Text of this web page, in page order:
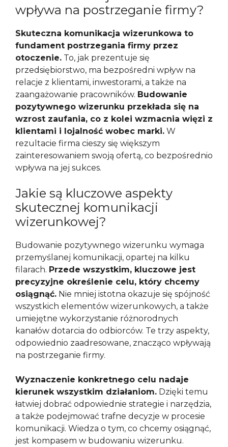
wpływa na postrzeganie firmy?
Skuteczna komunikacja wizerunkowa to
fundament postrzegania firmy przez
otoczenie. To, jak prezentuje się
przedsiębiorstwo, ma bezpośredni wpływ na
relacje z klientami, inwestorami, a także na
zaangażowanie pracowników. Budowanie
pozytywnego wizerunku przekłada się na
wzrost zaufania, co z kolei wzmacnia więzi z
klientami i lojalność wobec marki. W
rezultacie firma cieszy się większym
zainteresowaniem swoją ofertą, co bezpośrednio
wpływa na jej sukces.
Jakie są kluczowe aspekty
skutecznej komunikacji
wizerunkowej?
Budowanie pozytywnego wizerunku wymaga
przemyślanej komunikacji, opartej na kilku
filarach. Przede wszystkim, kluczowe jest
precyzyjne określenie celu, który chcemy
osiągnąć. Nie mniej istotna okazuje się spójność
wszystkich elementów wizerunkowych, a także
umiejętne wykorzystanie różnorodnych
kanałów dotarcia do odbiorców. Te trzy aspekty,
odpowiednio zaadresowane, znacząco wpływają
na postrzeganie firmy.
Wyznaczenie konkretnego celu nadaje
kierunek wszystkim działaniom. Dzięki temu
łatwiej dobrać odpowiednie strategie i narzędzia,
a także podejmować trafne decyzje w procesie
komunikacji. Wiedza o tym, co chcemy osiągnąć,
jest kompasem w budowaniu wizerunku.